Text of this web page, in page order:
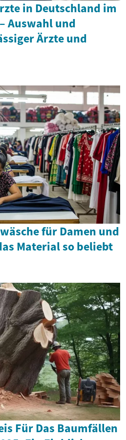
in Deutschland im
Auswahl und
Ärzte und
für Damen und
Material so beliebt
Für Das Baumfällen